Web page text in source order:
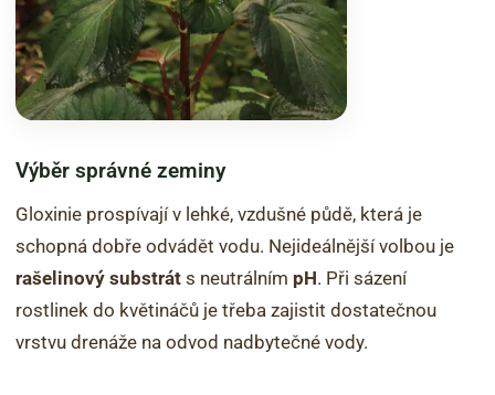
Výběr správné zeminy
Gloxinie prospívají v lehké, vzdušné půdě, která je
schopná dobře odvádět vodu. Nejideálnější volbou je
rašelinový substrát s neutrálním pH. Při sázení
rostlinek do květináčů je třeba zajistit dostatečnou
vrstvu drenáže na odvod nadbytečné vody.